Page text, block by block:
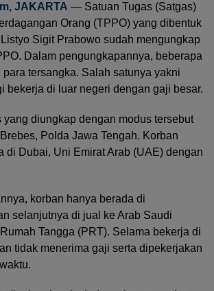
, JAKARTA — Satuan Tugas (Satgas)
Orang (TPPO) yang dibentuk
Sigit Prabowo sudah mengungkap
Dalam pengungkapannya, beberapa
tersangka. Salah satunya yakni
bekerja di luar negeri dengan gaji besar.
yang diungkap dengan modus tersebut
Polda Jawa Tengah. Korban
di Dubai, Uni Emirat Arab (UAE) dengan
korban hanya berada di
selanjutnya di jual ke Arab Saudi
Tangga (PRT). Selama bekerja di
tidak menerima gaji serta dipekerjakan